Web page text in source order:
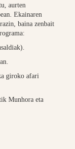
aurten
Ekainaren
baina zenbait
giroko afari
Munhora eta